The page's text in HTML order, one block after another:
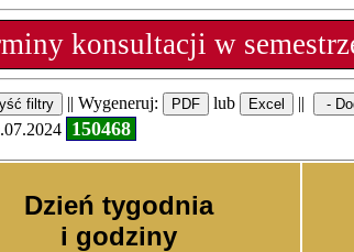
konsultacji w
|| Wygeneruj: lub ||
150468
Dzień tygodnia
i godziny